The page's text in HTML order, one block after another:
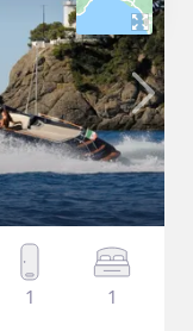
1 1